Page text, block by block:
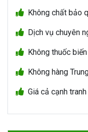
Không chất bảo
Dịch vụ chuyên
Không thuốc
Không hàng
Giá cả cạnh tranh